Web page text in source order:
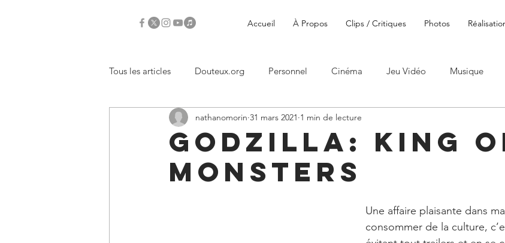
Accueil À Propos Clips / Critiques Photos
Tous les articles Douteux.org Personnel Cinéma Jeu Vidéo Musique
Godzilla: King
Monsters
nathanomorin 31 mars 2021 1 min de lecture
Une affaire plaisante dans
consommer de la culture,